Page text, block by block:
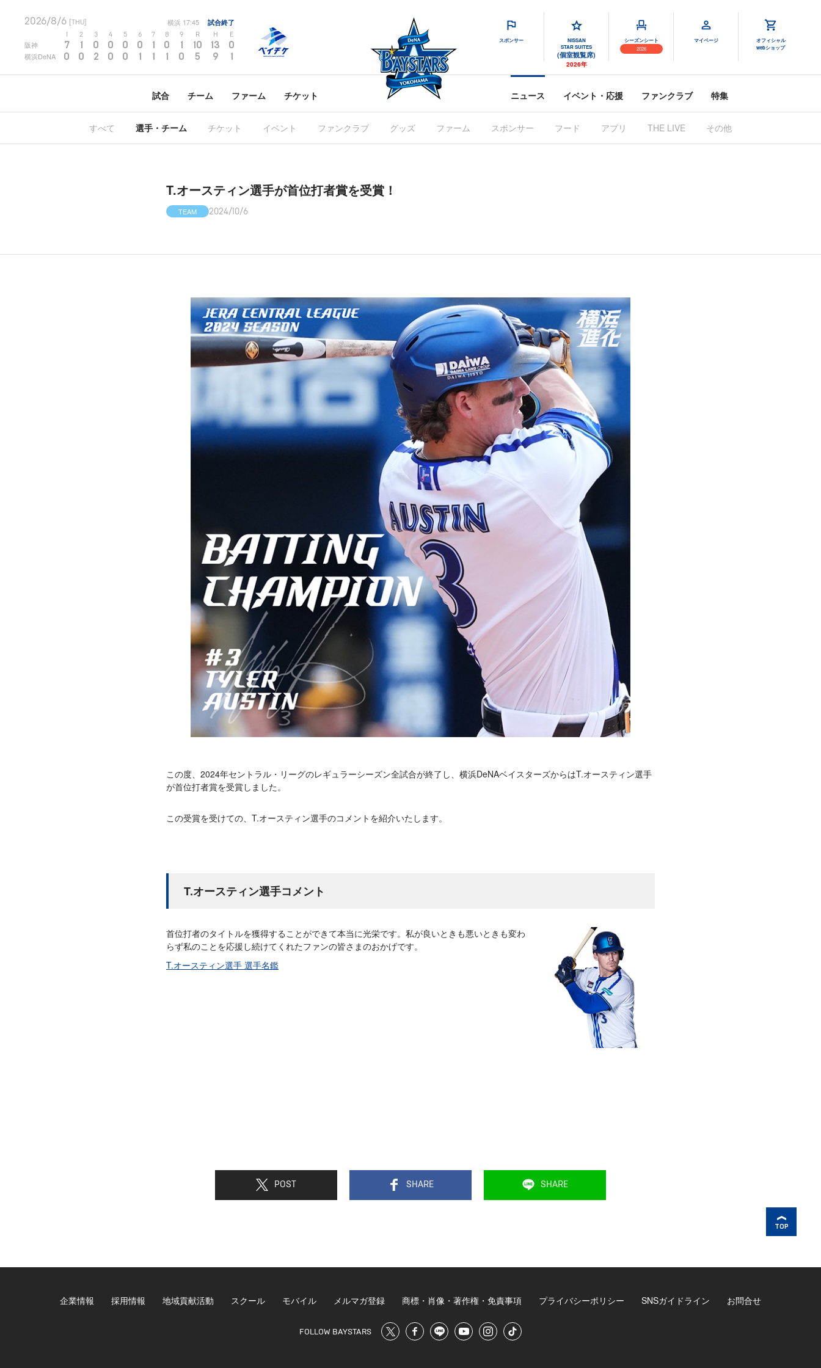
2026/8/6 [THU] 横浜 17:45 試合終了
2 3 4 5 6 7 8 9 R H E
阪神 7 1 0 0 0 0 1 0 1 10 13 0
横浜DeNA 0 0 2 0 0 1 1 1 0 5 9 1
スポンサー
NISSAN
STAR SUITES
(個室観覧席)
2026年
シーズンシート
2026
マイページ
オフィシャル
webショップ
試合 チーム ファーム チケット ニュース イベント・応援 ファンクラブ 特集
すべて 選手・チーム チケット イベント ファンクラブ グッズ ファーム スポンサー フード アプリ THE LIVE その他
T.オースティン選手が首位打者賞を受賞！
TEAM 2024/10/6
この度、2024年セントラル・リーグのレギュラーシーズン全試合が終了し、横浜DeNAベイスターズからはT.オースティン選手
が首位打者賞を受賞しました。
この受賞を受けての、T.オースティン選手のコメントを紹介いたします。
T.オースティン選手コメント
首位打者のタイトルを獲得することができて本当に光栄です。私が良いときも悪いときも変わ
らず私のことを応援し続けてくれたファンの皆さまのおかげです。
T.オースティン選手 選手名鑑
POST SHARE SHARE
TOP
企業情報 採用情報 地域貢献活動 スクール モバイル メルマガ登録 商標・肖像・著作権・免責事項 プライバシーポリシー SNSガイドライン お問合せ
FOLLOW BAYSTARS